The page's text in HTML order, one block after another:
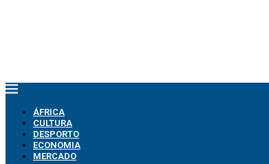
ÁFRICA
CULTURA
DESPORTO
ECONOMIA
MERCADO